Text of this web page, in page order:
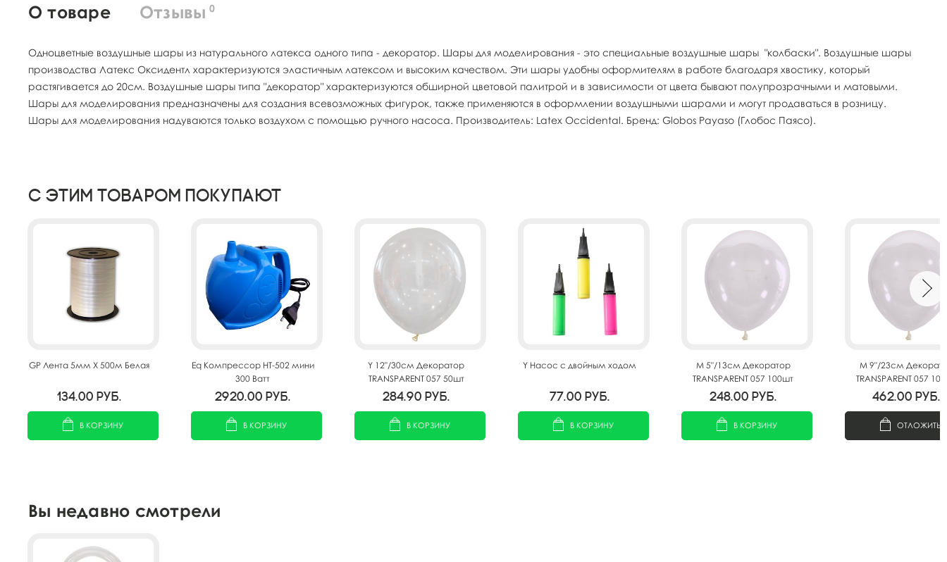
О товаре Отзывы 0
Одноцветные воздушные шары из натурального латекса одного типа - декоратор. Шары для моделирования - это специальные воздушные шары "колбаски". Воздушные шары
производства Латекс Оксидентл характеризуются эластичным латексом и высоким качеством. Эти шары удобны оформителям в работе благодаря хвостику, который
растягивается до 20см. Воздушные шары типа "декоратор" характеризуются обширной цветовой палитрой и в зависимости от цвета бывают полупрозрачными и матовыми.
Шары для моделирования предназначены для создания всевозможных фигурок, также применяются в оформлении воздушными шарами и могут продаваться в розницу.
Шары для моделирования надуваются только воздухом с помощью ручного насоса. Производитель: Latex Occidental. Бренд: Globos Payaso (Глобос Паясо).
С этим товаром покупают
GP Лента 5мм X 500м Белая
134.00 руб.
В КОРЗИНУ
Eq Компрессор HT-502 мини
300 Ватт
2920.00 руб.
В КОРЗИНУ
Y 12"/30см Декоратор
TRANSPARENT 057 50шт
284.90 руб.
В КОРЗИНУ
Y Насос с двойным ходом
77.00 руб.
В КОРЗИНУ
M 5"/13см Декоратор
TRANSPARENT 057 100шт
248.00 руб.
В КОРЗИНУ
M 9"/23см
TRANSPARENT 057
462.00 руб.
ОТЛОЖИТЬ
Вы недавно смотрели